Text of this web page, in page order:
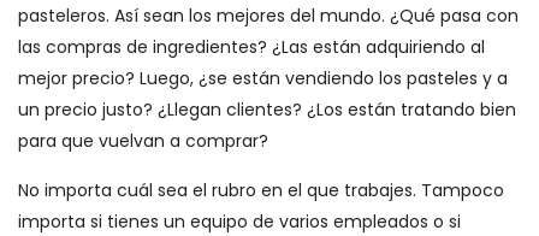
pasteleros. Así sean los mejores del mundo. ¿Qué pasa con
las compras de ingredientes? ¿Las están adquiriendo al
mejor precio? Luego, ¿se están vendiendo los pasteles y a
un precio justo? ¿Llegan clientes? ¿Los están tratando bien
para que vuelvan a comprar?
No importa cuál sea el rubro en el que trabajes. Tampoco
importa si tienes un equipo de varios empleados o si